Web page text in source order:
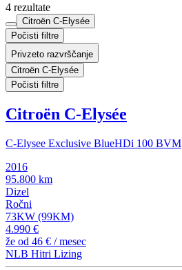
4 rezultate
Citroën C-Elysée
Počisti filtre
Privzeto razvrščanje
Citroën C-Elysée
Počisti filtre
Citroën C-Elysée
C-Elysee Exclusive BlueHDi 100 BVM
2016
95.800 km
Dizel
Ročni
73KW (99KM)
4.990 €
že od 46 € / mesec
NLB Hitri Lizing